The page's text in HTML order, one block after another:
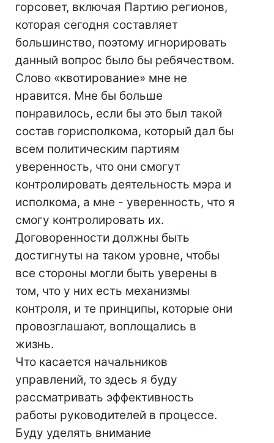
горсовет, включая Партию регионов,
которая сегодня составляет
большинство, поэтому игнорировать
данный вопрос было бы ребячеством.
Слово «квотирование» мне не
нравится. Мне бы больше
понравилось, если бы это был такой
состав горисполкома, который дал бы
всем политическим партиям
уверенность, что они смогут
контролировать деятельность мэра и
исполкома, а мне - уверенность, что я
смогу контролировать их.
Договоренности должны быть
достигнуты на таком уровне, чтобы
все стороны могли быть уверены в
том, что у них есть механизмы
контроля, и те принципы, которые они
провозглашают, воплощались в
жизнь.
Что касается начальников
управлений, то здесь я буду
рассматривать эффективность
работы руководителей в процессе.
Буду уделять внимание